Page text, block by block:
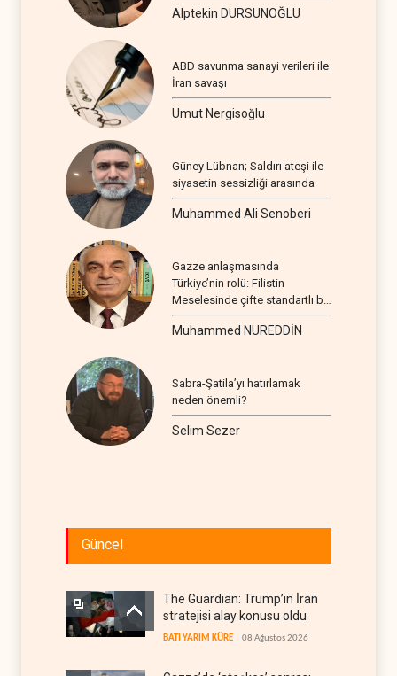
Alptekin DURSUNOĞLU
ABD savunma sanayi verileri ile
İran savaşı
Umut Nergisoğlu
Güney Lübnan; Saldırı ateşi ile
siyasetin sessizliği arasında
Muhammed Ali Senoberi
Gazze anlaşmasında
Türkiye’nin rolü: Filistin
Meselesinde çifte standartlı bir
seyir
Muhammed NUREDDİN
Sabra-Şatila’yı hatırlamak
neden önemli?
Selim Sezer
Güncel
The Guardian: Trump’ın İran
stratejisi alay konusu oldu
BATI YARIM KÜRE 08 Ağustos 2026